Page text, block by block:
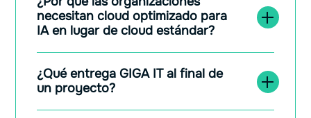
necesitan cloud optimizado para
IA en lugar de cloud estándar?
¿Qué entrega GIGA IT al final de
un proyecto?